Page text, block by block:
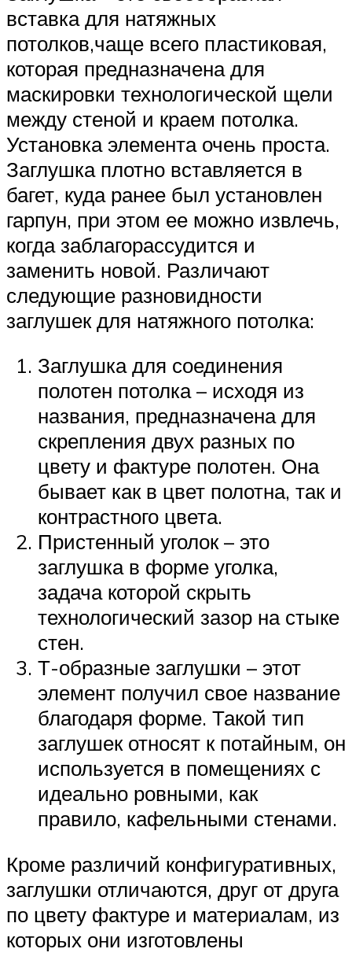
вставка для натяжных
потолков,чаще всего пластиковая,
которая предназначена для
маскировки технологической щели
между стеной и краем потолка.
Установка элемента очень проста.
Заглушка плотно вставляется в
багет, куда ранее был установлен
гарпун, при этом ее можно извлечь,
когда заблагорассудится и
заменить новой. Различают
следующие разновидности
заглушек для натяжного потолка:
Заглушка для соединения
полотен потолка – исходя из
названия, предназначена для
скрепления двух разных по
цвету и фактуре полотен. Она
бывает как в цвет полотна, так и
контрастного цвета.
Пристенный уголок – это
заглушка в форме уголка,
задача которой скрыть
технологический зазор на стыке
стен.
Т-образные заглушки – этот
элемент получил свое название
благодаря форме. Такой тип
заглушек относят к потайным, он
используется в помещениях с
идеально ровными, как
правило, кафельными стенами.
Кроме различий конфигуративных,
заглушки отличаются, друг от друга
по цвету фактуре и материалам, из
которых они изготовлены